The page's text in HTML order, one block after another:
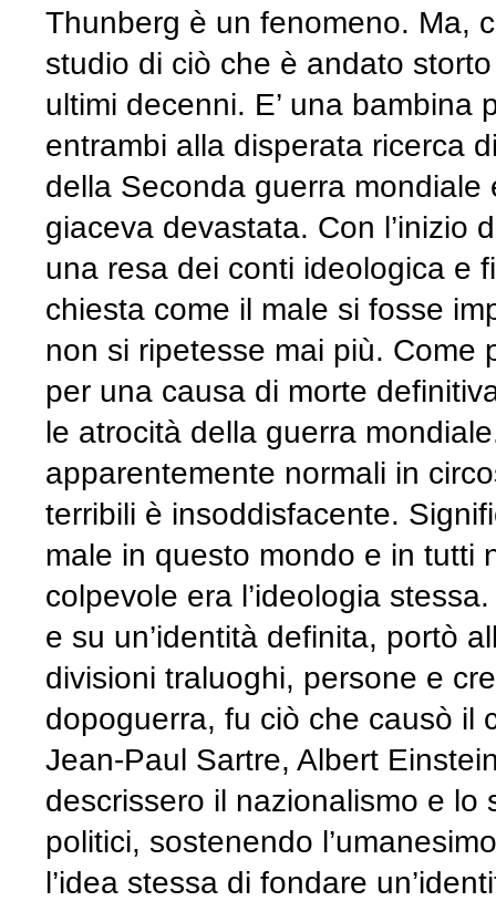
Thunberg è un fenomeno. Ma,
studio di ciò che è andato
ultimi decenni. E’ una
entrambi alla disperata ricerca
della Seconda guerra mondiale
giaceva devastata. Con l’inizio
una resa dei conti ideologica e
chiesta come il male si fosse
non si ripetesse mai più. Come
per una causa di morte
le atrocità della guerra
apparentemente normali in
terribili è insoddisfacente.
male in questo mondo e in tutti
colpevole era l’ideologia
e su un’identità definita, portò
divisioni traluoghi, persone e
dopoguerra, fu ciò che causò il
Jean-Paul Sartre, Albert
descrissero il nazionalismo e lo
politici, sostenendo
l’idea stessa di fondare